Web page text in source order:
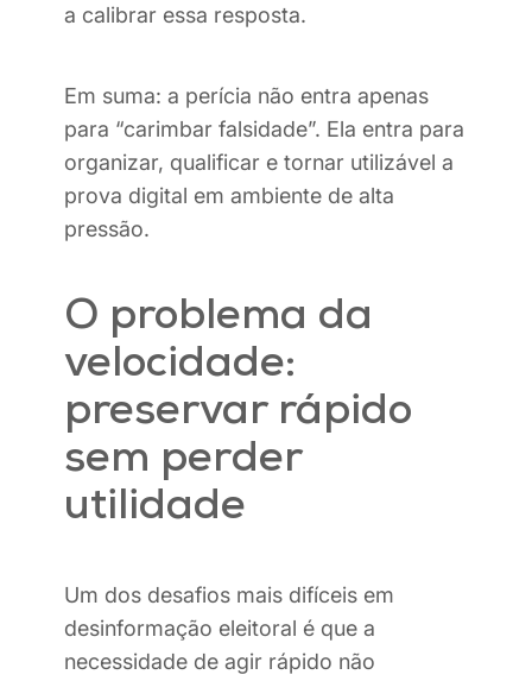
a calibrar essa resposta.
Em suma: a perícia não entra apenas
para “carimbar falsidade”. Ela entra para
organizar, qualificar e tornar utilizável a
prova digital em ambiente de alta
pressão.
O problema da
velocidade:
preservar rápido
sem perder
utilidade
Um dos desafios mais difíceis em
desinformação eleitoral é que a
necessidade de agir rápido não